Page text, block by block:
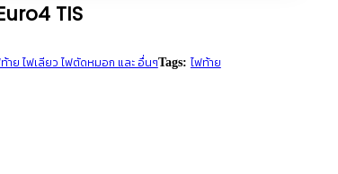
TIS
าย ไฟเลียว ไฟตัดหมอก และ อื่นๆTags: ไฟท้าย